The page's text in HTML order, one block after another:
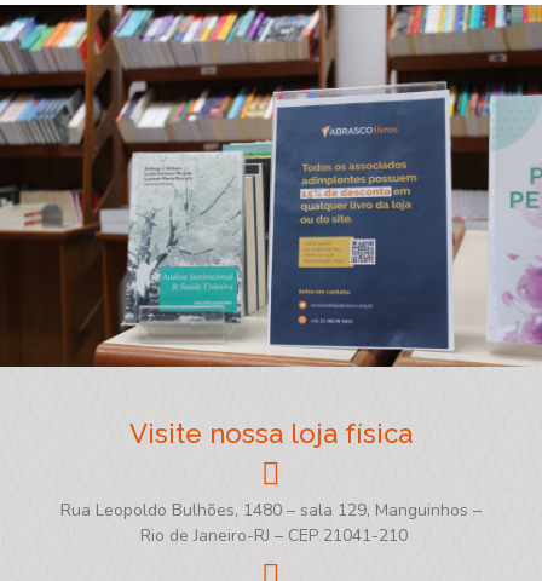
Visite nossa loja física
Rua Leopoldo Bulhões, 1480 – sala 129, Manguinhos –
Rio de Janeiro-RJ – CEP 21041-210